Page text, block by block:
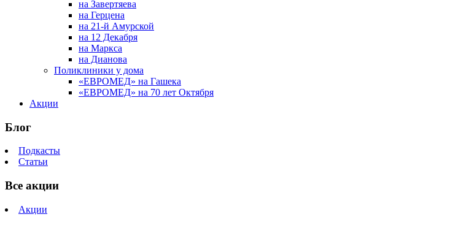
на Завертяева
на Герцена
на 21-й Амурской
на 12 Декабря
на Маркса
на Дианова
Поликлиники у дома
«ЕВРОМЕД» на Гашека
«ЕВРОМЕД» на 70 лет Октября
Акции
Блог
Подкасты
Статьи
Все акции
Акции